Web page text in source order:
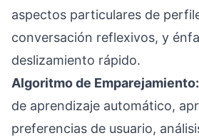
aspectos particulares de
conversación reflexivos, y
deslizamiento rápido.
Algoritmo de Emparejamiento:
de aprendizaje automático,
preferencias de usuario,